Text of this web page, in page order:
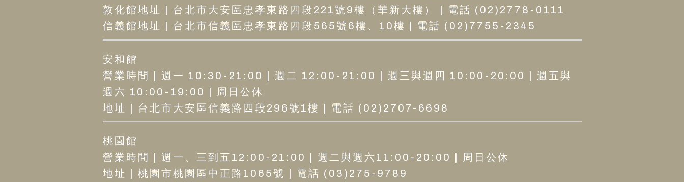
敦化館地址 | 台北市大安區忠孝東路四段221號9樓（華新大樓） | 電話 (02)2778-0111
信義館地址 | 台北市信義區忠孝東路四段565號6樓、10樓 | 電話 (02)7755-2345
安和館
營業時間 | 週一 10:30-21:00 | 週二 12:00-21:00 | 週三與週四 10:00-20:00 | 週五與
週六 10:00-19:00 | 周日公休
地址 | 台北市大安區信義路四段296號1樓 | 電話 (02)2707-6698
桃園館
營業時間 | 週一、三到五12:00-21:00 | 週二與週六11:00-20:00 | 周日公休
地址 | 桃園市桃園區中正路1065號 | 電話 (03)275-9789